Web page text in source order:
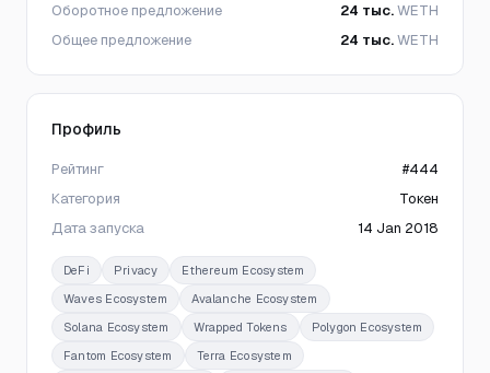
Оборотное предложение
24 тыс.WETH
Общее предложение
24 тыс.WETH
Профиль
Рейтинг
#444
Категория
Токен
Дата запуска
14 Jan 2018
DeFi Privacy
Ethereum Ecosystem
Waves Ecosystem
Avalanche Ecosystem
Solana Ecosystem
Wrapped Tokens
Polygon Ecosystem
Fantom Ecosystem
Terra Ecosystem